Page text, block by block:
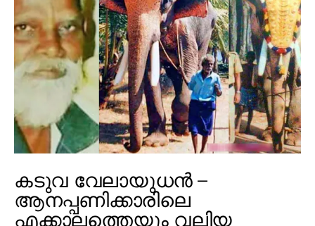
കടുവ വേലായുധൻ –
ആനപ്പണിക്കാരിലെ
എക്കാലത്തെയും വലിയ